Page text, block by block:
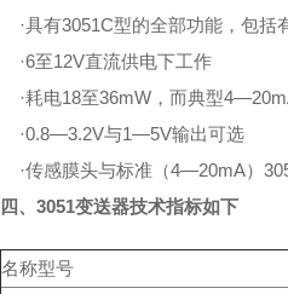
·具有3051C型的全部功能，包括
·6至12V直流供电下工作
·耗电18至36mW，而典型
·0.8—3.2V与1—5V输出可选
·传感膜头与标准（4—20mA）
四、3051变送器技术指标如下
名称型号